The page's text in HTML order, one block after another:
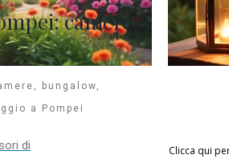
camere
bungalow,
a Pompei
di
Clicca qui